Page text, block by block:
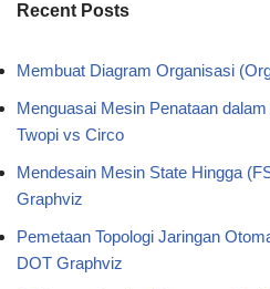
Recent Posts
Membuat Diagram Organisasi
Menguasai Mesin Penataan
Twopi vs Circo
Mendesain Mesin State Hingga
Graphviz
Pemetaan Topologi Jaringan
DOT Graphviz